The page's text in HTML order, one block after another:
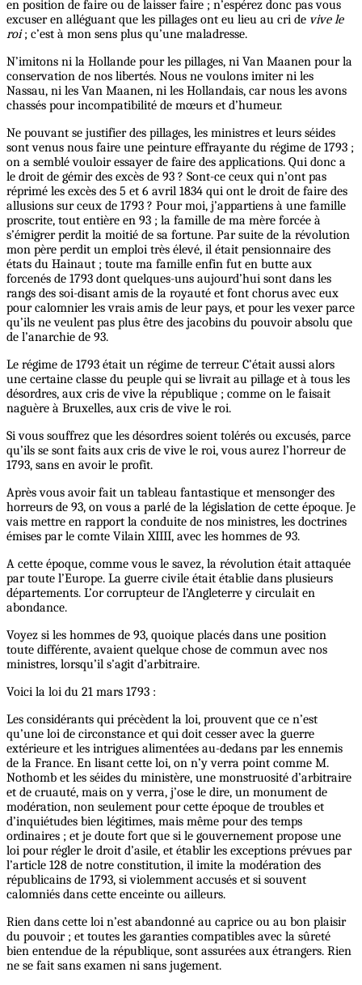
en position de faire ou de laisser faire ; n’espérez donc pas vous
excuser en alléguant que les pillages ont eu lieu au cri de vive le
roi; c’est à mon sens plus qu’une maladresse.
N’imitons ni la Hollande pour les pillages, ni Van Maanen pour la
conservation de nos libertés. Nous ne voulons imiter ni les
Nassau, ni les Van Maanen, ni les Hollandais, car nous les avons
chassés pour incompatibilité de mœurs et d’humeur.
Ne pouvant se justifier des pillages, les ministres et leurs séides
sont venus nous faire une peinture effrayante du régime de 1793 ;
on a semblé vouloir essayer de faire des applications. Qui donc a
le droit de gémir des excès de 93 ? Sont-ce ceux qui n’ont pas
réprimé les excès des 5 et 6 avril 1834 qui ont le droit de faire des
allusions sur ceux de 1793 ? Pour moi, j’appartiens à une famille
proscrite, tout entière en 93 ; la famille de ma mère forcée à
s’émigrer perdit la moitié de sa fortune. Par suite de la révolution
mon père perdit un emploi très élevé, il était pensionnaire des
états du Hainaut ; toute ma famille enfin fut en butte aux
forcenés de 1793 dont quelques-uns aujourd’hui sont dans les
rangs des soi-disant amis de la royauté et font chorus avec eux
pour calomnier les vrais amis de leur pays, et pour les vexer parce
qu’ils ne veulent pas plus être des jacobins du pouvoir absolu que
de l’anarchie de 93.
Le régime de 1793 était un régime de terreur. C’était aussi alors
une certaine classe du peuple qui se livrait au pillage et à tous les
désordres, aux cris de vive la république ; comme on le faisait
naguère à Bruxelles, aux cris de vive le roi.
Si vous souffrez que les désordres soient tolérés ou excusés, parce
qu’ils se sont faits aux cris de vive le roi,vous aurez l’horreur de
1793, sans en avoir le profit.
Après vous avoir fait un tableau fantastique et mensonger des
horreurs de 93, on vous a parlé de la législation de cette époque. Je
vais mettre en rapport la conduite de nos ministres, les doctrines
émises par le comte Vilain XIIII, avec les hommes de 93.
A cette époque, comme vous le savez, la révolution était attaquée
par toute l’Europe. La guerre civile était établie dans plusieurs
départements. L’or corrupteur de l’Angleterre y circulait en
abondance.
Voyez si les hommes de 93, quoique placés dans une position
toute différente, avaient quelque chose de commun avec nos
ministres, lorsqu’il s’agit d’arbitraire.
Voici la loi du 21 mars 1793 :
Les considérants qui précèdent la loi, prouvent que ce n’est
qu’une loi de circonstance et qui doit cesser avec la guerre
extérieure et les intrigues alimentées au-dedans par les ennemis
de la France. En lisant cette loi, on n’y verra point comme M.
Nothomb et les séides du ministère, une monstruosité d’arbitraire
et de cruauté, mais on y verra, j’ose le dire, un monument de
modération, non seulement pour cette époque de troubles et
d’inquiétudes bien légitimes, mais même pour des temps
ordinaires ; et je doute fort que si le gouvernement propose une
loi pour régler le droit d’asile, et établir les exceptions prévues par
l’article 128 de notre constitution, il imite la modération des
républicains de 1793, si violemment accusés et si souvent
calomniés dans cette enceinte ou ailleurs.
Rien dans cette loi n’est abandonné au caprice ou au bon plaisir
du pouvoir ; et toutes les garanties compatibles avec la sûreté
bien entendue de la république, sont assurées aux étrangers. Rien
ne se fait sans examen ni sans jugement.